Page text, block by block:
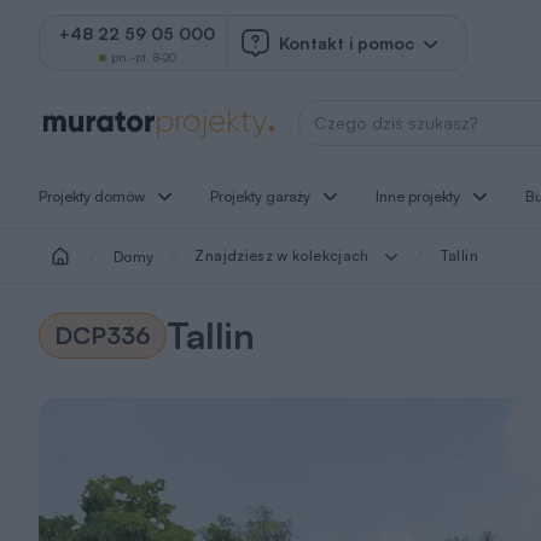
+48 22 59 05 000
pn.-pt. 8-20
Kontakt i pomoc
Wyszukaj projekt
Projekty domów Projekty garaży Inne projekty
Domy Znajdziesz w kolekcjach Tallin
DCP336 Tallin